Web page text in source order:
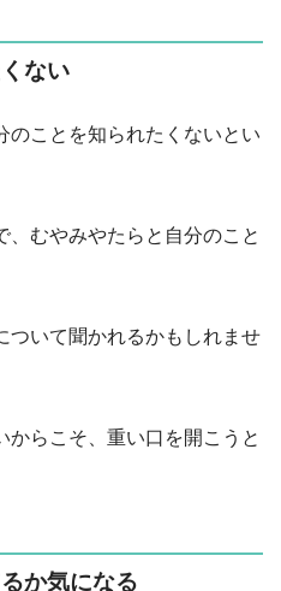
ない
のことを知られたくないとい
、むやみやたらと自分のこと
ついて聞かれるかもしれませ
からこそ、重い口を開こうと
か気になる